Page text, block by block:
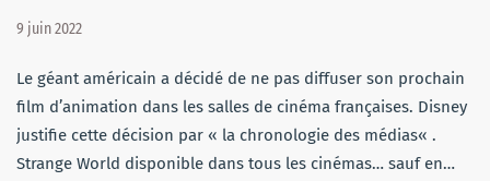
9 juin 2022
Le géant américain a décidé de ne pas diffuser son prochain
film d’animation dans les salles de cinéma françaises. Disney
justifie cette décision par « la chronologie des médias« .
Strange World disponible dans tous les cinémas… sauf en…